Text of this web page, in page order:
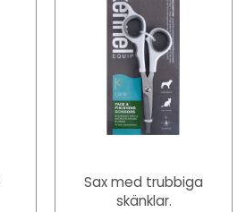
Sax med trubbiga
skänklar.